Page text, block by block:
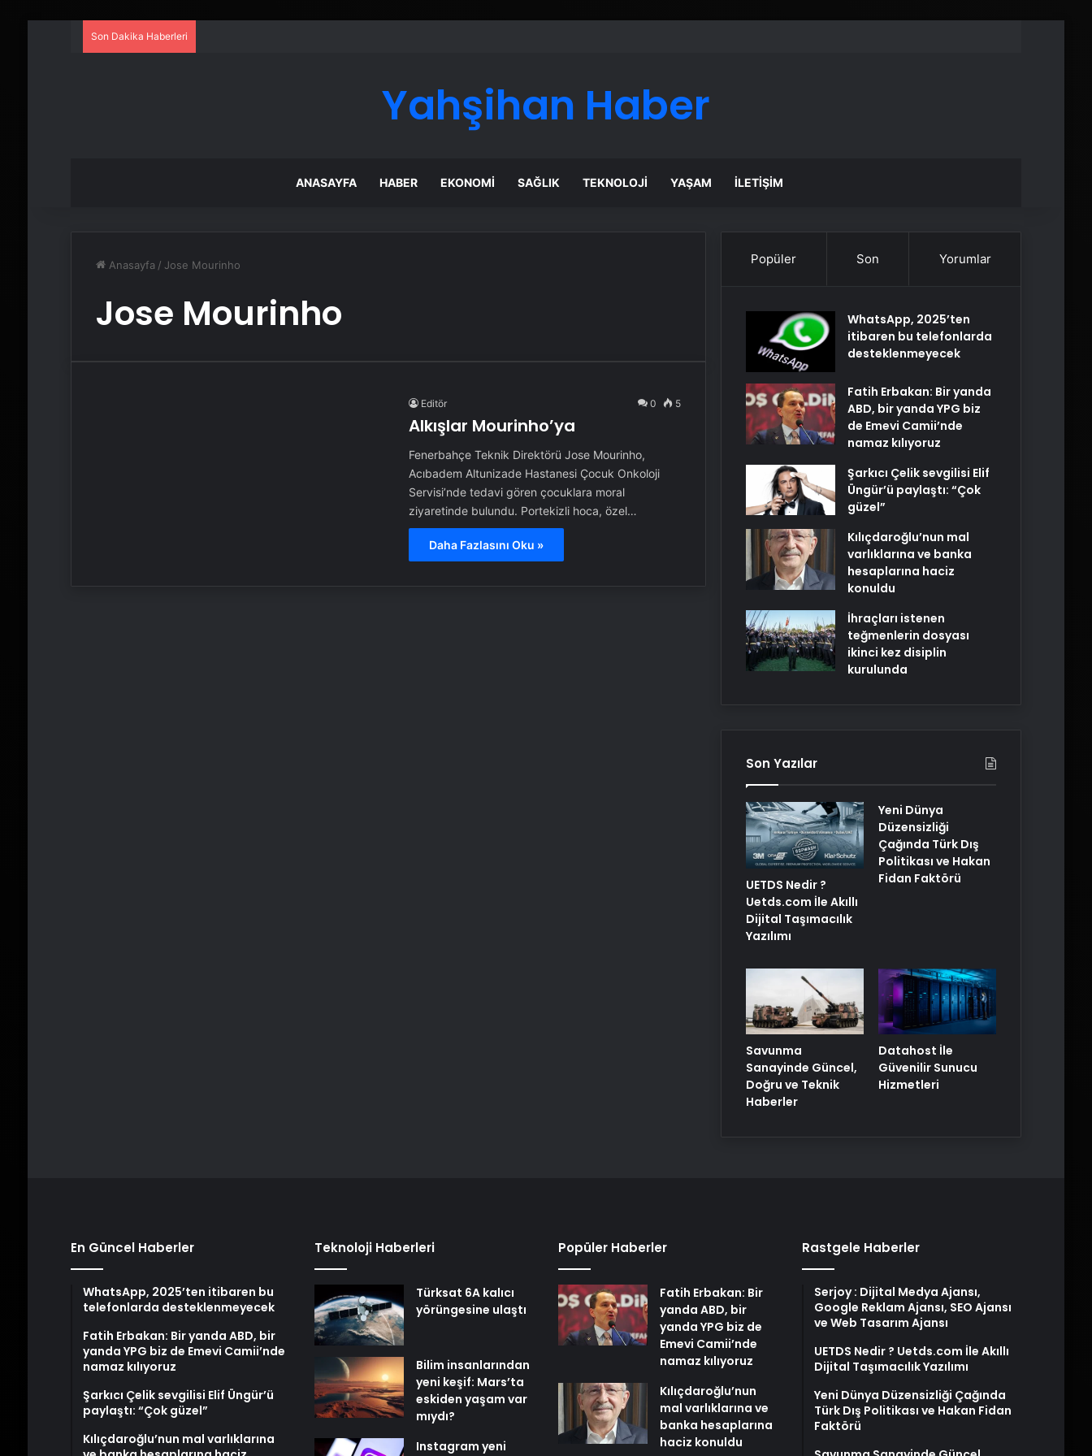
Son Dakika Haberleri
Yahşihan Haber
ANASAYFA HABER EKONOMI SAĞLIK TEKNOLOJI YAŞAM İLETIŞIM
Anasayfa / Jose Mourinho
Jose Mourinho
Editör 0 5
Alkışlar Mourinho’ya
Fenerbahçe Teknik Direktörü Jose Mourinho,
Acıbadem Altunizade Hastanesi Çocuk Onkoloji
Servisi’nde tedavi gören çocuklara moral
ziyaretinde bulundu. Portekizli hoca, özel…
Daha Fazlasını Oku »
Popüler Son Yorumlar
WhatsApp, 2025’ten
itibaren bu telefonlarda
desteklenmeyecek
Fatih Erbakan: Bir yanda
ABD, bir yanda YPG biz
de Emevi Camii’nde
namaz kılıyoruz
Şarkıcı Çelik sevgilisi Elif
Üngür’ü paylaştı: “Çok
güzel”
Kılıçdaroğlu’nun mal
varlıklarına ve banka
hesaplarına haciz
konuldu
İhraçları istenen
teğmenlerin dosyası
ikinci kez disiplin
kurulunda
Son Yazılar
UETDS Nedir ?
Uetds.com İle Akıllı
Dijital Taşımacılık
Yazılımı
Yeni Dünya
Düzensizliği
Çağında Türk Dış
Politikası ve Hakan
Fidan Faktörü
Savunma
Sanayinde Güncel,
Doğru ve Teknik
Haberler
Datahost İle
Güvenilir Sunucu
Hizmetleri
En Güncel Haberler
WhatsApp, 2025’ten itibaren bu
telefonlarda desteklenmeyecek
Fatih Erbakan: Bir yanda ABD, bir
yanda YPG biz de Emevi Camii’nde
namaz kılıyoruz
Şarkıcı Çelik sevgilisi Elif Üngür’ü
paylaştı: “Çok güzel”
Kılıçdaroğlu’nun mal varlıklarına
Teknoloji Haberleri
Türksat 6A kalıcı
yörüngesine ulaştı
Bilim insanlarından
yeni keşif: Mars’ta
eskiden yaşam var
mıydı?
Instagram yeni
Popüler Haberler
Fatih Erbakan: Bir
yanda ABD, bir
yanda YPG biz de
Emevi Camii’nde
namaz kılıyoruz
Kılıçdaroğlu’nun
mal varlıklarına ve
banka hesaplarına
haciz konuldu
Rastgele Haberler
Serjoy : Dijital Medya Ajansı,
Google Reklam Ajansı, SEO Ajansı
ve Web Tasarım Ajansı
UETDS Nedir ? Uetds.com İle Akıllı
Dijital Taşımacılık Yazılımı
Yeni Dünya Düzensizliği Çağında
Türk Dış Politikası ve Hakan Fidan
Faktörü